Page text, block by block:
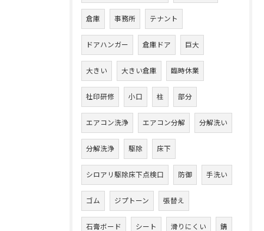
倉庫 事務所 テナント
ドアハンガー 倉庫ドア 巨大
大きい 大きい倉庫 臨時休業
社印研修 小口 柱 部分
エアコン洗浄 エアコン分解 分解洗い
分解洗浄 駆除 床下
シロアリ駆除床下点検口 防御 手洗い
ゴム ジプトーン 張替え
石膏ボード シート 滑りにくい 錆